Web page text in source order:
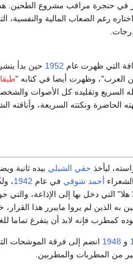
في حنجرة مراقب مشروع الطحين.
رغم الصعاب المالية والنفسية،
التي ظهرت عام 1952 حين بدأ
العرب"، وظهرت أيضا في كتابه "
السريع وتقليده كل الأصوات
ونكتته السريعة، وأناقته
ليأخذ حقي الشبلي بيده ثانية
أحمد شوقي في عام 1942،
التي دخل بها إلى الإذاعة، والتي
به الذين لم يروا مايبرر هذا
كمطرب فإنه لابد أن يتفرغ تماما
و 1948 انضم إلى فرقة الموشحات
من المطربات والمطربين.